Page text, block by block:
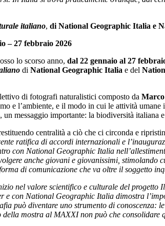
italiano, di National Geographic Italia e
– 27 febbraio 2026
lo scorso anno, dal 22 gennaio al 27
di National Geographic Italia e del
di fotografi naturalistici composto da
e l’ambiente, e il modo in cui le attività
messaggio importante: la biodiversità italiana
centralità a ciò che ci circonda e
ratifica di accordi internazionali e
con National Geographic Italia
anche giovani e giovanissimi,
di comunicazione che va oltre il soggetto
nel valore scientifico e culturale del
con National Geographic Italia dimostra
può diventare uno strumento di
mostra al MAXXI non può che consolidare